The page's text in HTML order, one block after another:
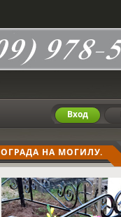
Вход
ОГРАДА НА МОГИЛУ.